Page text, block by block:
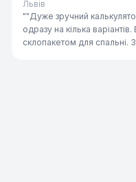
Львів
""Дуже зручний
одразу на кілька
склопакетом для спальні.